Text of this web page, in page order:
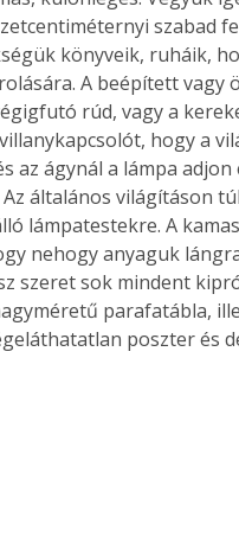
szabad
könyveik, ruháik,
A beépített vagy
rúd, vagy a
hogy a
az ágynál a lámpa
általános világításon
lámpatestekre. A
nehogy anyaguk
szeret sok mindent
parafatábla,
poszter és